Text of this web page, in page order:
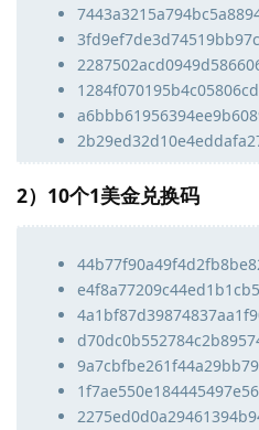
2）10个1美金兑换码